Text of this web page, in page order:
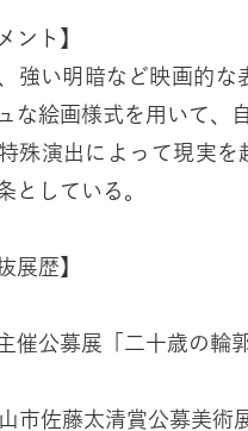
ント】
強い明暗など映画的
な絵画様式を用いて、
殊演出によって現実
としている。
展歴】
催公募展「二十歳の輪
市佐藤太清賞公募美術